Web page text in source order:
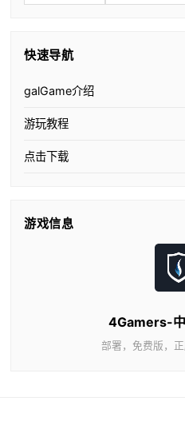
快速导航
galGame介绍
游玩教程
点击下载
游戏信息
4Gamers-
部署，免费版，